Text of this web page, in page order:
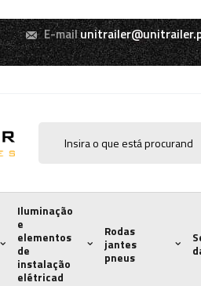
E-mail
Iluminação
e
elementos
de
instalação
elétricad
Rodas
jantes
pneus